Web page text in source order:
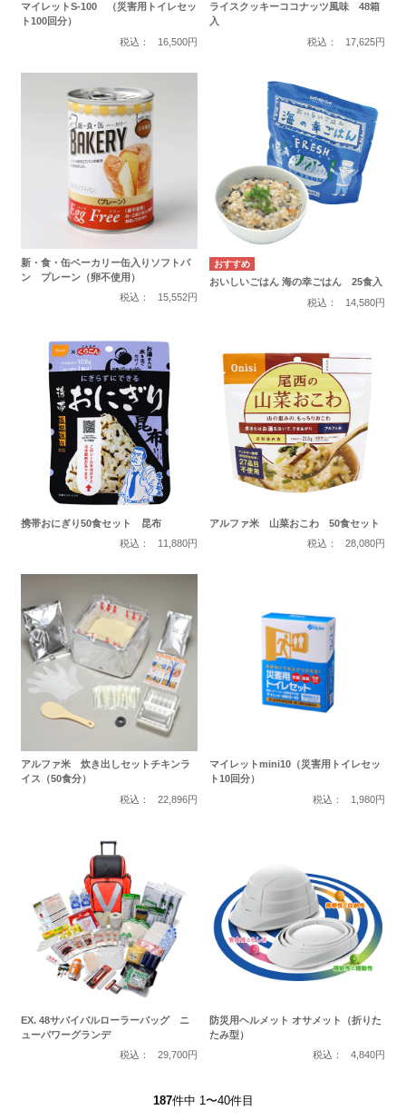
マイレットS-100 （災害用トイレセッ
ト100回分）
税込：
16,500円
ライスクッキーココナッツ風味 48箱
入
税込：
17,625円
新・食・缶ベーカリー缶入りソフトパ
ン プレーン（卵不使用）
税込：
15,552円
おいしいごはん 海の幸ごはん 25食入
税込：
14,580円
携帯おにぎり50食セット 昆布
税込：
11,880円
アルファ米 山菜おこわ 50食セット
税込：
28,080円
アルファ米 炊き出しセットチキンラ
イス（50食分）
税込：
22,896円
マイレットmini10（災害用トイレセッ
ト10回分）
税込：
1,980円
EX. 48サバイバルローラーバッグ ニ
ューパワーグランデ
税込：
29,700円
防災用ヘルメット オサメット（折りた
たみ型）
税込：
4,840円
187件中 1〜40件目